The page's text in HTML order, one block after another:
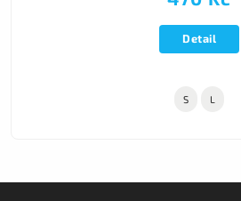
Detail
S L